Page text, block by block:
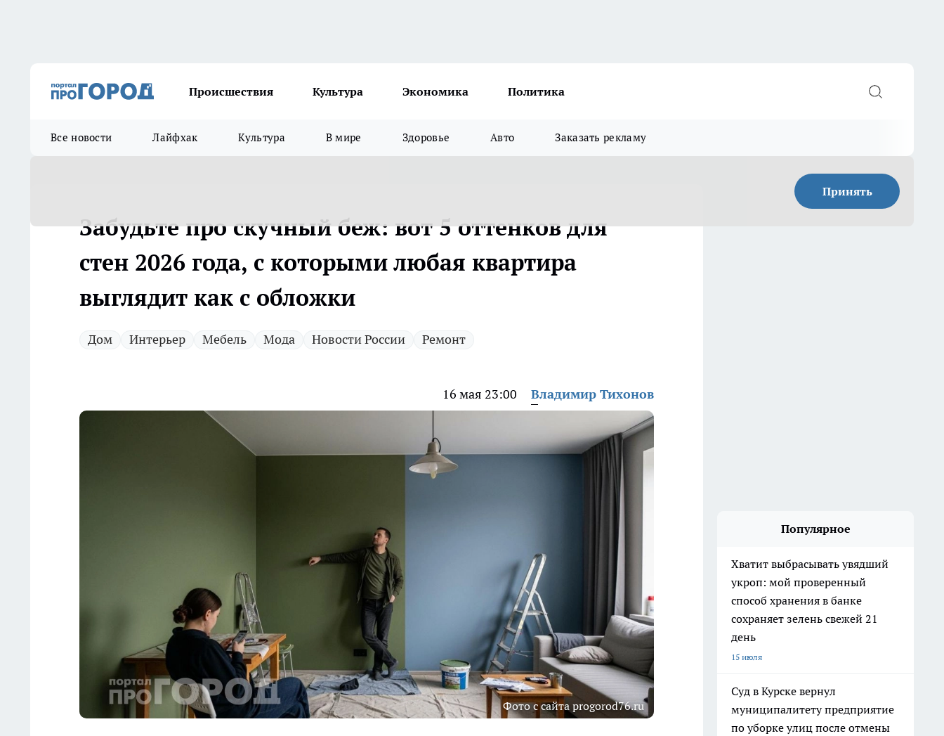
Происшествия Культура Экономика Политика
Все новости Лайфхак Культура В мире Здоровье Авто Заказать рекламу
Принять
Забудьте про скучный беж: вот 5 оттенков для
стен 2026 года, с которыми любая квартира
выглядит как с обложки
Дом Интерьер Мебель Мода Новости России Ремонт
16 мая 23:00 Владимир Тихонов
Фото с сайта progorod76.ru
Популярное
Хватит выбрасывать увядший
укроп: мой проверенный
способ хранения в банке
сохраняет зелень свежей 21
день
15 июля
Суд в Курске вернул
муниципалитету предприятие
по уборке улиц после отмены